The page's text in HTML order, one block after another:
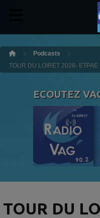
Podcasts
TOUR DU LOIRET 2026-
ECOUTEZ
TOUR DU